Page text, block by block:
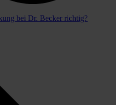
bei Dr. Becker richtig?